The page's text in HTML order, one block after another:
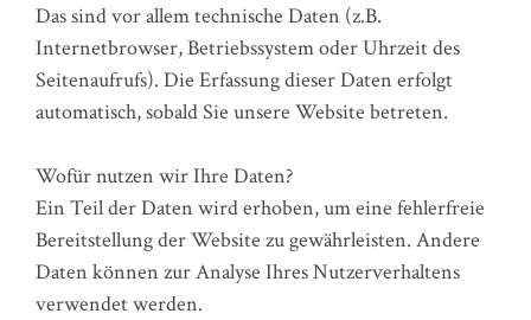
Das sind vor allem technische Daten (z.B.
Internetbrowser, Betriebssystem oder Uhrzeit des
Seitenaufrufs). Die Erfassung dieser Daten erfolgt
automatisch, sobald Sie unsere Website betreten.
Wofür nutzen wir Ihre Daten?
Ein Teil der Daten wird erhoben, um eine fehlerfreie
Bereitstellung der Website zu gewährleisten. Andere
Daten können zur Analyse Ihres Nutzerverhaltens
verwendet werden.